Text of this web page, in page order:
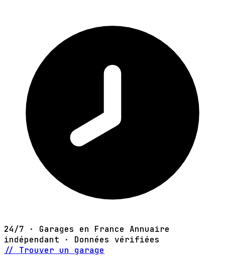
24/7 · Garages en France Annuaire
indépendant · Données vérifiées
// Trouver un garage